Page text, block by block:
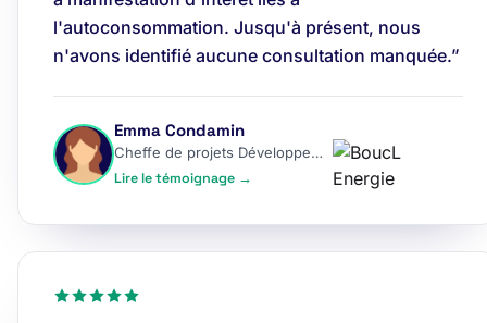
l'autoconsommation. Jusqu'à présent, nous
n'avons identifié aucune consultation manquée.”
Emma Condamin
Cheffe de projets Développement
Lire le témoignage →